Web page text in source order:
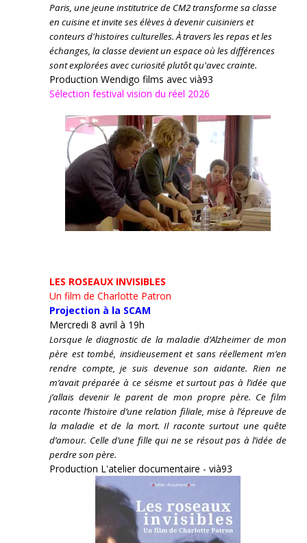
Paris, une jeune institutrice de CM2 transforme sa classe
en cuisine et invite ses élèves à devenir cuisiniers et
conteurs d'histoires culturelles.À travers les repas et les
échanges, la classe devient un espace où les différences
sont explorées avec curiosité plutôt qu'avec crainte.
Production Wendigo films avec vià93
Sélection festival vision du réel 2026
LES ROSEAUX INVISIBLES
Un film de Charlotte Patron
Projection à la SCAM
Mercredi 8 avril à 19h
Lorsque le diagnostic de la maladie d’Alzheimer de mon
père est tombé, insidieusement et sans réellement m’en
rendre compte, je suis devenue son aidante. Rien ne
m’avait préparée à ce séisme et surtout pas à l’idée que
j’allais devenir le parent de mon propre père. Ce film
raconte l’histoire d’une relation filiale, mise à l’épreuve de
la maladie et de la mort. Il raconte surtout une quête
d’amour. Celle d’une fille qui ne se résout pas à l’idée de
perdre son père.
Production L'atelier documentaire - vià93